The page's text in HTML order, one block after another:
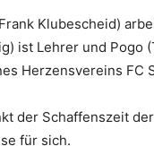
Klubescheid)
ist Lehrer und Pogo
Herzensvereins FC
der Schaffenszeit
für sich.